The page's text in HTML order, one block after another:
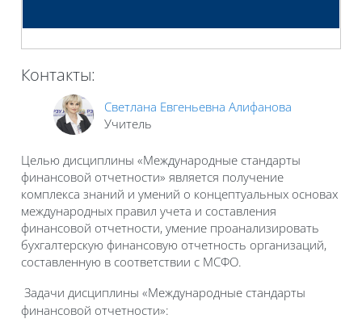
Контакты:
Светлана Евгеньевна Алифанова
Учитель
Целью дисциплины «Международные стандарты
финансовой отчетности» является получение
комплекса знаний и умений о концептуальных основах
международных правил учета и составления
финансовой отчетности, умение проанализировать
бухгалтерскую финансовую отчетность организаций,
составленную в соответствии с МСФО.
Задачи дисциплины «Международные стандарты
финансовой отчетности»: